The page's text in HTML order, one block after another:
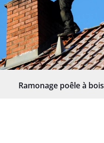
Ramonage poêle à bois